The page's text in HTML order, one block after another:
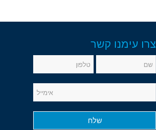
צרו עימנו קשר